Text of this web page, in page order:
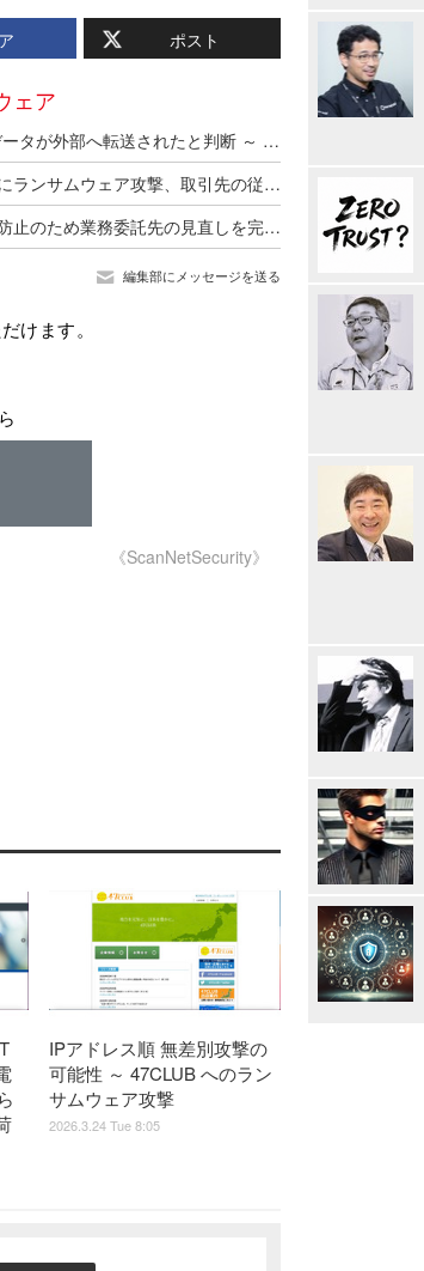
ポスト
ェア
ADサーバ上のデータが外部へ転送されたと判断 ～ 精電舎電子工業にランサムウェア攻撃
新エフエイコムにランサムウェア攻撃、取引先の従業員に関する個人情報が漏えいした可能性
セシール、再発防止のため業務委託先の見直しを完了し選定基準と管理も強化
編集部にメッセージを送る
けます。
《ScanNetSecurity》
IPアドレス順 無差別攻撃の
可能性 ～ 47CLUB へのラン
サムウェア攻撃
2026.3.24 Tue 8:05